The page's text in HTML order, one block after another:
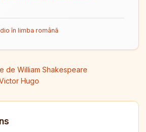
în limba română
de William Shakespeare
Hugo